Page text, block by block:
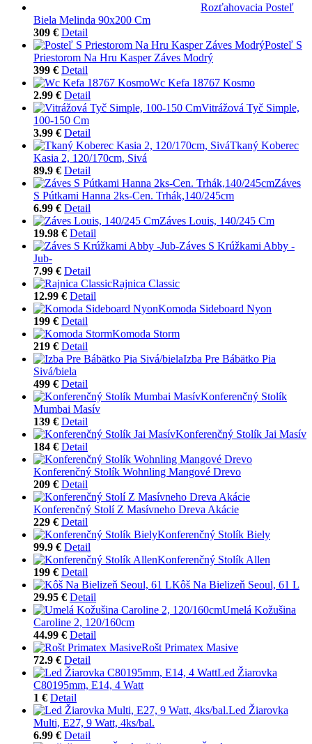
Rozťahovacia Posteľ
Biela Melinda 90x200 Cm
309 € Detail
Posteľ S
Priestorom Na Hru Kasper Záves Modrý
399 € Detail
Wc Kefa 18767 Kosmo
2.99 € Detail
Vitrážová Tyč Simple,
100-150 Cm
3.99 € Detail
Tkaný Koberec
Kasia 2, 120/170cm, Sivá
89.9 € Detail
Záves
S Pútkami Hanna 2ks-Cen. Trhák,140/245cm
6.99 € Detail
Záves Louis, 140/245 Cm
19.98 € Detail
Záves S Krúžkami Abby -
Jub-
7.99 € Detail
Rajnica Classic
12.99 € Detail
Komoda Sideboard Nyon
199 € Detail
Komoda Storm
219 € Detail
Izba Pre Bábätko Pia
Sivá/biela
499 € Detail
Konferenčný Stolík
Mumbai Masív
139 € Detail
Konferenčný Stolík Jai Masív
184 € Detail
Konferenčný Stolík Wohnling Mangové Drevo
209 € Detail
Konferenčný Stolí Z Masívneho Dreva Akácie
229 € Detail
Konferenčný Stolík Biely
99.9 € Detail
Konferenčný Stolík Allen
199 € Detail
Kôš Na Bielizeň Seoul, 61 L
29.95 € Detail
Umelá Kožušina
Caroline 2, 120/160cm
44.99 € Detail
Rošt Primatex Masive
72.9 € Detail
Led Žiarovka
C80195mm, E14, 4 Watt
1 € Detail
Led Žiarovka
Multi, E27, 9 Watt, 4ks/bal.
6.99 € Detail